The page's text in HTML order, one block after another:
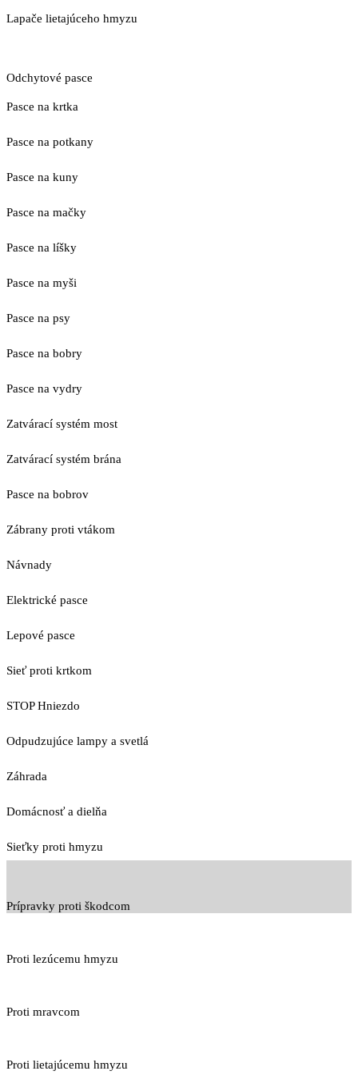
Lapače lietajúceho hmyzu
Odchytové pasce
Pasce na krtka
Pasce na potkany
Pasce na kuny
Pasce na mačky
Pasce na líšky
Pasce na myši
Pasce na psy
Pasce na bobry
Pasce na vydry
Zatvárací systém most
Zatvárací systém brána
Pasce na bobrov
Zábrany proti vtákom
Návnady
Elektrické pasce
Lepové pasce
Sieť proti krtkom
STOP Hniezdo
Odpudzujúce lampy a svetlá
Záhrada
Domácnosť a dielňa
Sieťky proti hmyzu
Prípravky proti škodcom
Proti lezúcemu hmyzu
Proti mravcom
Proti lietajúcemu hmyzu